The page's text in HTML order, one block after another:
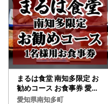
まるは食堂 南知多限定 お
勧めコース お食事券 愛知
まるは
愛知県南知多町